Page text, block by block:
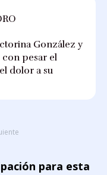
González y
pesar el
dolor a su
para esta